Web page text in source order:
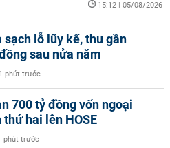
15:12 | 05/08/2026
sạch lỗ lũy kế, thu gần
sau nửa năm
1 phút trước
700 tỷ đồng vốn ngoại
hai lên HOSE
phút trước